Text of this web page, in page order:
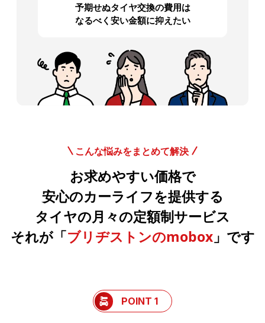
予期せぬタイヤ交換の費用は
なるべく安い金額に抑えたい
こんな悩みをまとめて解決
お求めやすい価格で
安心のカーライフを提供する
タイヤの月々の定額制サービス
それが「ブリヂストンのmobox」です
POINT 1